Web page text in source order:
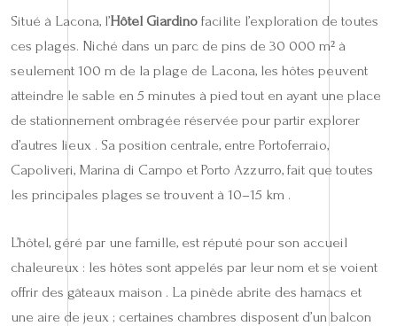
Situé à Lacona, l’Hôtel Giardino facilite l’exploration de toutes
ces plages. Niché dans un parc de pins de 30 000 m² à
seulement 100 m de la plage de Lacona, les hôtes peuvent
atteindre le sable en 5 minutes à pied tout en ayant une place
de stationnement ombragée réservée pour partir explorer
d’autres lieux . Sa position centrale, entre Portoferraio,
Capoliveri, Marina di Campo et Porto Azzurro, fait que toutes
les principales plages se trouvent à 10–15 km .
L’hôtel, géré par une famille, est réputé pour son accueil
chaleureux : les hôtes sont appelés par leur nom et se voient
offrir des gâteaux maison . La pinède abrite des hamacs et
une aire de jeux ; certaines chambres disposent d’un balcon